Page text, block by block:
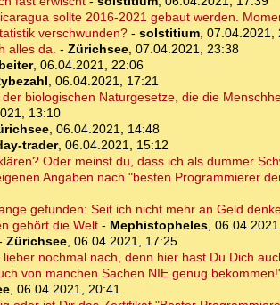
sollte 2016-2021 gebaut werden.
verschwunden?- solstitium, 07.04.2021,
alles da. - Zürichsee, 07.04.2021, 23:38
, 06.04.2021, 22:06
, 06.04.2021, 17:21
biologischen Naturgesetze, die die
13:10
, 06.04.2021, 14:48
trader, 06.04.2021, 15:12
Oder meinst du, dass ich als dummer
Angaben nach "besten Programmierer
gefunden: Seit ich nicht mehr an Geld
gehört die Welt- Mephistopheles,
Zürichsee, 06.04.2021, 17:25
lieber nochmal nach, denn hier hast Du Dich
von manchen Sachen NIE genug
, 06.04.2021, 20:41